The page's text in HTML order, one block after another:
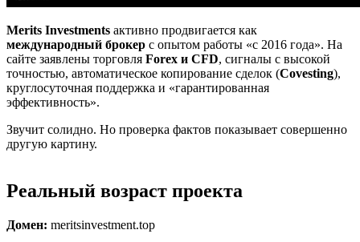
Merits Investments активно продвигается как
международный брокер с опытом работы «с 2016 года». На
сайте заявлены торговля Forex и CFD, сигналы с высокой
точностью, автоматическое копирование сделок (Covesting),
круглосуточная поддержка и «гарантированная
эффективность».
Звучит солидно. Но проверка фактов показывает совершенно
другую картину.
Реальный возраст проекта
Домен: meritsinvestment.top